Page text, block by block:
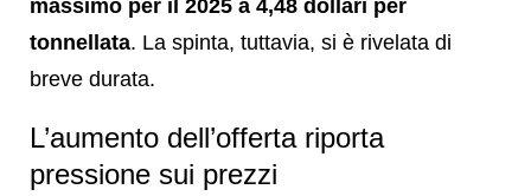
massimo per il 2025 a 4,48 dollari per
tonnellata. La spinta, tuttavia, si è rivelata di
breve durata.
L’aumento dell’offerta riporta
pressione sui prezzi